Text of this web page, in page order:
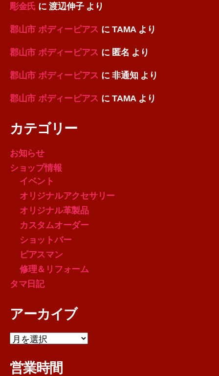
彫金氏 に渡辺伸子より
郡山市 ボディーピアス にTAMA より
郡山市 ボディーピアス に 匿名 より
郡山市 ボディーピアス に非通知 より
郡山市 ボディーピアス にTAMA より
カテゴリー
お知らせ
ショップ情報
イベント
オリジナルアクセサリー
オリジナル革製品
カスタムオーダー
ショットバー
ピアスマン
修理＆リフォーム
タマ日記
アーカイブ
ア
ー
イ
営業時間